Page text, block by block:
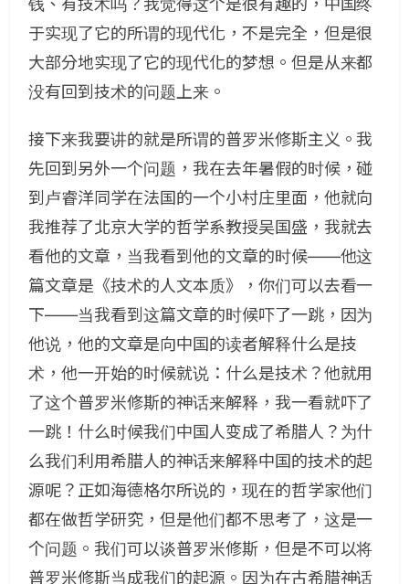
钱、有技术吗？我觉得这个是很有趣的，中国终
于实现了它的所谓的现代化，不是完全，但是很
大部分地实现了它的现代化的梦想。但是从来都
没有回到技术的问题上来。
接下来我要讲的就是所谓的普罗米修斯主义。我
先回到另外一个问题，我在去年暑假的时候，碰
到卢睿洋同学在法国的一个小村庄里面，他就向
我推荐了北京大学的哲学系教授吴国盛，我就去
看他的文章，当我看到他的文章的时候——他这
篇文章是《技术的人文本质》，你们可以去看一
下——当我看到这篇文章的时候吓了一跳，因为
他说，他的文章是向中国的读者解释什么是技
术，他一开始的时候就说：什么是技术？他就用
了这个普罗米修斯的神话来解释，我一看就吓了
一跳！什么时候我们中国人变成了希腊人？为什
么我们利用希腊人的神话来解释中国的技术的起
源呢？正如海德格尔所说的，现在的哲学家他们
都在做哲学研究，但是他们都不思考了，这是一
个问题。我们可以谈普罗米修斯，但是不可以将
普罗米修斯当成我们的起源。因为在古希腊神话